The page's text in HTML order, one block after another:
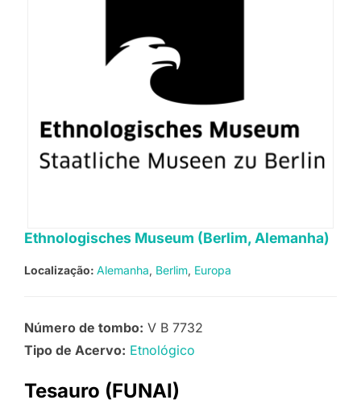
Ethnologisches Museum (Berlim, Alemanha)
Localização: Alemanha Berlim Europa
Número de tombo: V B 7732
Tipo de Acervo: Etnológico
Tesauro (FUNAI)